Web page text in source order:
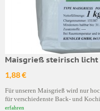
Maisgrieß steirisch licht
1,88 €
Für unseren Maisgrieß wird nur
für verschiedenste Back- und
erfahren